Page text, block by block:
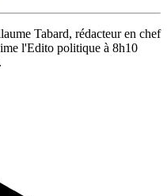
Tabard, rédacteur en chef
l'Edito politique à 8h10